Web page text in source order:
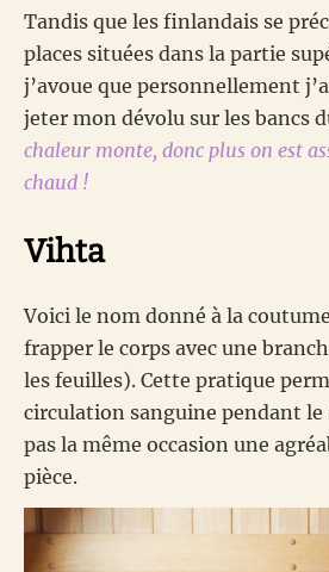
Tandis que les finlandais se
places situées dans la partie
j’avoue que personnellement
jeter mon dévolu sur les bancs
chaleur monte, donc plus on est
chaud !
Vihta
Voici le nom donné à la
frapper le corps avec une
les feuilles). Cette pratique
circulation sanguine pendant le
pas la même occasion une
pièce.